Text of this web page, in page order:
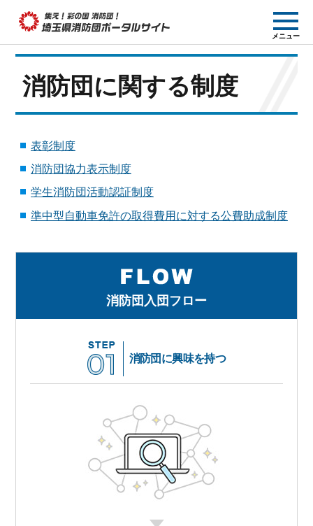
集え! 彩の国消防団!
埼玉県消防団ポー
タルサイト
メニュー
消防団に関する制度
表彰制度
消防団協力表示制度
学生消防団活動認証制度
準中型自動車免許の取得費用に対する公費助成制度
消防団入団フロー
消防団に興味を持つ